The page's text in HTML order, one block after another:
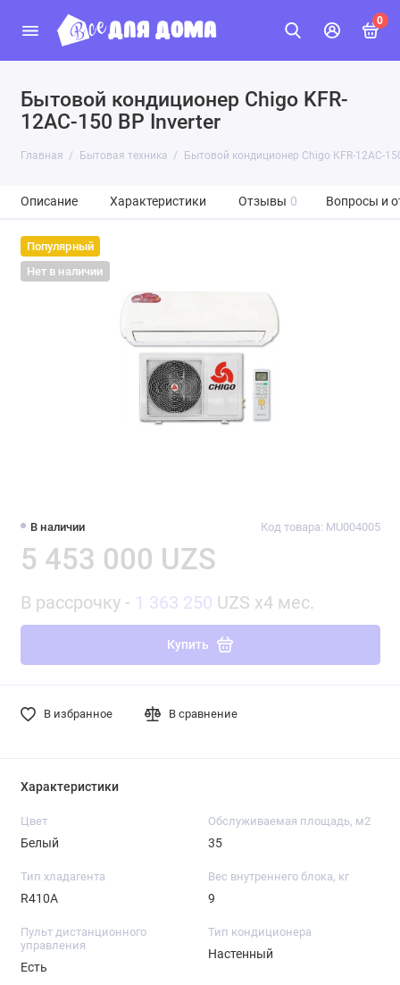
0
Бытовой кондиционер Chigo KFR-
12AC-150 BP Inverter
Главная Бытовая техника Бытовой кондиционер Chigo KFR-12AC-
Описание Характеристики Отзывы 0 Вопросы и
Популярный
Нет в наличии
В наличии Код товара: MU004005
5 453 000 UZS
В рассрочку - 1 363 250 UZS x4 мес.
Купить
В избранное В сравнение
Характеристики
Цвет
Белый
Обслуживаемая площадь, м2
35
Тип хладагента
R410A
Вес внутреннего блока, кг
9
Пульт дистанционного
управления
Есть
Тип кондиционера
Настенный